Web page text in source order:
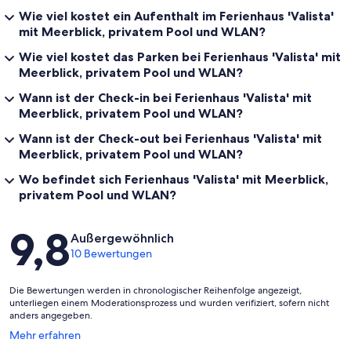
Wie viel kostet ein Aufenthalt im Ferienhaus 'Valista'
mit Meerblick, privatem Pool und WLAN?
Wie viel kostet das Parken bei Ferienhaus 'Valista' mit
Meerblick, privatem Pool und WLAN?
Wann ist der Check-in bei Ferienhaus 'Valista' mit
Meerblick, privatem Pool und WLAN?
Wann ist der Check-out bei Ferienhaus 'Valista' mit
Meerblick, privatem Pool und WLAN?
Wo befindet sich Ferienhaus 'Valista' mit Meerblick,
privatem Pool und WLAN?
Bewertungen
9,8Außergewöhnlich
10 Bewertungen
Die Bewertungen werden in chronologischer Reihenfolge angezeigt,
unterliegen einem Moderationsprozess und wurden verifiziert, sofern nicht
anders angegeben.
Mehr erfahren
Wird